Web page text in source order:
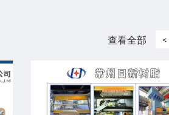
查看全部 <